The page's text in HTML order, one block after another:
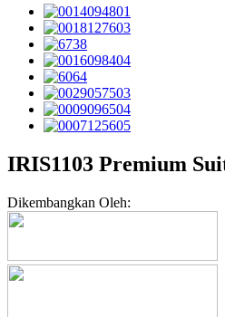
IRIS1103 Premium
Dikembangkan Oleh: